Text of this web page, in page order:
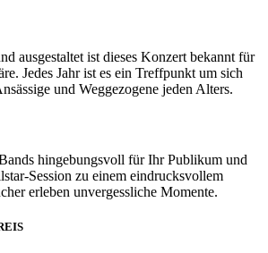
ausgestaltet ist dieses Konzert bekannt für
Jedes Jahr ist es ein Treffpunkt um sich
und Weggezogene jeden Alters.
hingebungsvoll für Ihr Publikum und
Session zu einem eindrucksvollem
erleben unvergessliche Momente.